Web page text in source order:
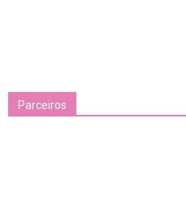
Parceiros